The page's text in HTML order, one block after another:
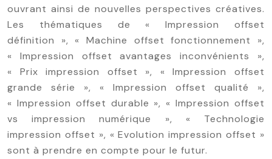
ouvrant ainsi de nouvelles perspectives créatives.
Les thématiques de « Impression offset
définition », « Machine offset fonctionnement »,
« Impression offset avantages inconvénients »,
« Prix impression offset », « Impression offset
grande série », « Impression offset qualité »,
« Impression offset durable », « Impression offset
vs impression numérique », « Technologie
impression offset », « Evolution impression offset »
sont à prendre en compte pour le futur.